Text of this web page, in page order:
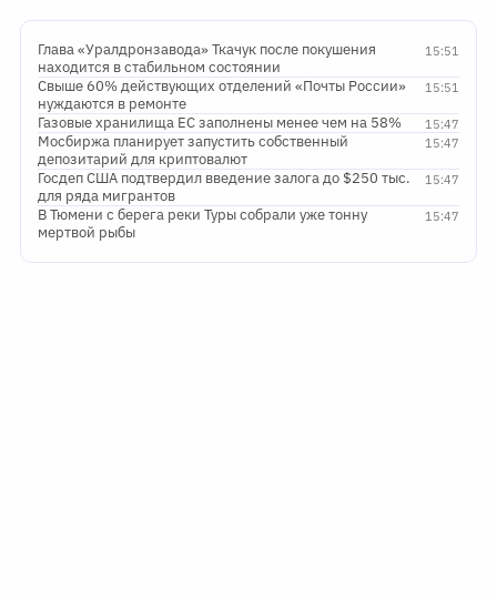
15:51
Глава «Уралдронзавода» Ткачук после покушения
находится в стабильном состоянии
15:51
Свыше 60% действующих отделений «Почты России»
нуждаются в ремонте
15:47
Газовые хранилища ЕС заполнены менее чем на 58%
15:47
Мосбиржа планирует запустить собственный
депозитарий для криптовалют
15:47
Госдеп США подтвердил введение залога до $250 тыс.
для ряда мигрантов
15:47
В Тюмени с берега реки Туры собрали уже тонну
мертвой рыбы